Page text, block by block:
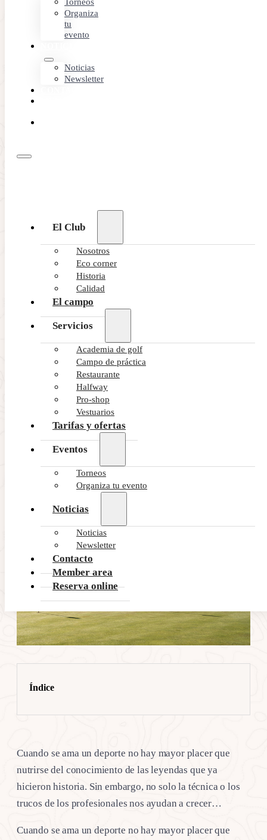
Organiza
tu
evento
Noticias
Newsletter
El Club
Nosotros
Eco corner
Historia
Calidad
El campo
Servicios
Academia de golf
Campo de práctica
Restaurante
Halfway
Pro-shop
Vestuarios
Tarifas y ofertas
Eventos
Torneos
Organiza tu evento
Noticias
Noticias
Newsletter
Contacto
Member area
Reserva online
Índice
Cuando se ama un deporte no hay mayor placer que
nutrirse del conocimiento de las leyendas que ya
hicieron historia. Sin embargo, no solo la técnica o los
trucos de los profesionales nos ayudan a crecer…
Cuando se ama un deporte no hay mayor placer que